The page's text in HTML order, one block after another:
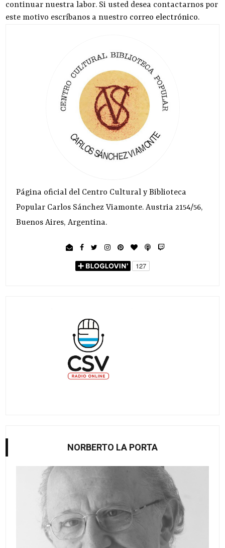
continuar nuestra labor. Si usted desea contactarnos por
este motivo escríbanos a nuestro correo electrónico.
Página oficial del Centro Cultural y Biblioteca
Popular Carlos Sánchez Viamonte. Austria 2154/56,
Buenos Aires, Argentina.
NORBERTO LA PORTA